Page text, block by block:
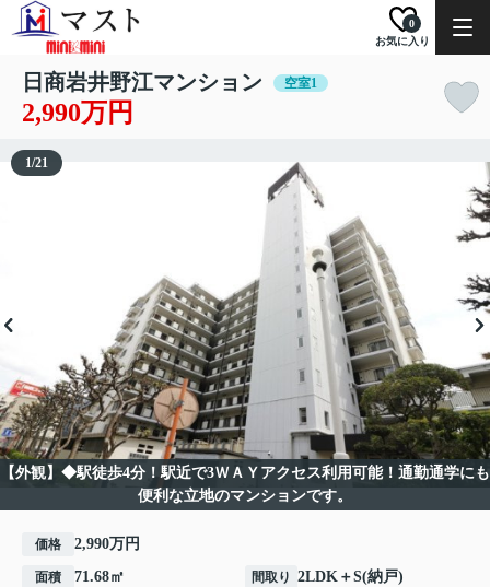
お気に入り
0
日商岩井野江マンション 空室1
2,990万円
【外観】◆駅徒歩4分！駅近で3ＷＡＹアクセス利用可能！通勤通学にも
便利な立地のマンションです。
1/21
価格 2,990万円
面積 71.68㎡ 間取り 2LDK＋S(納戸)